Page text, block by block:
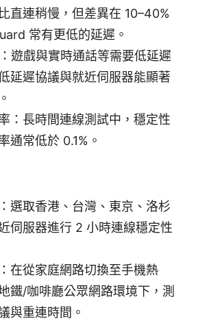
直連稍慢，但差異在 10–40%
常有更低的延遲。
遊戲與實時通話等需要低延遲
延遲協議與就近伺服器能顯著
：長時間連線測試中，穩定性
通常低於 0.1%。
選取香港、台灣、東京、洛杉
伺服器進行 2 小時連線穩定性
在從家庭網路切換至手機熱
鐵/咖啡廳公眾網路環境下，測
與重連時間。